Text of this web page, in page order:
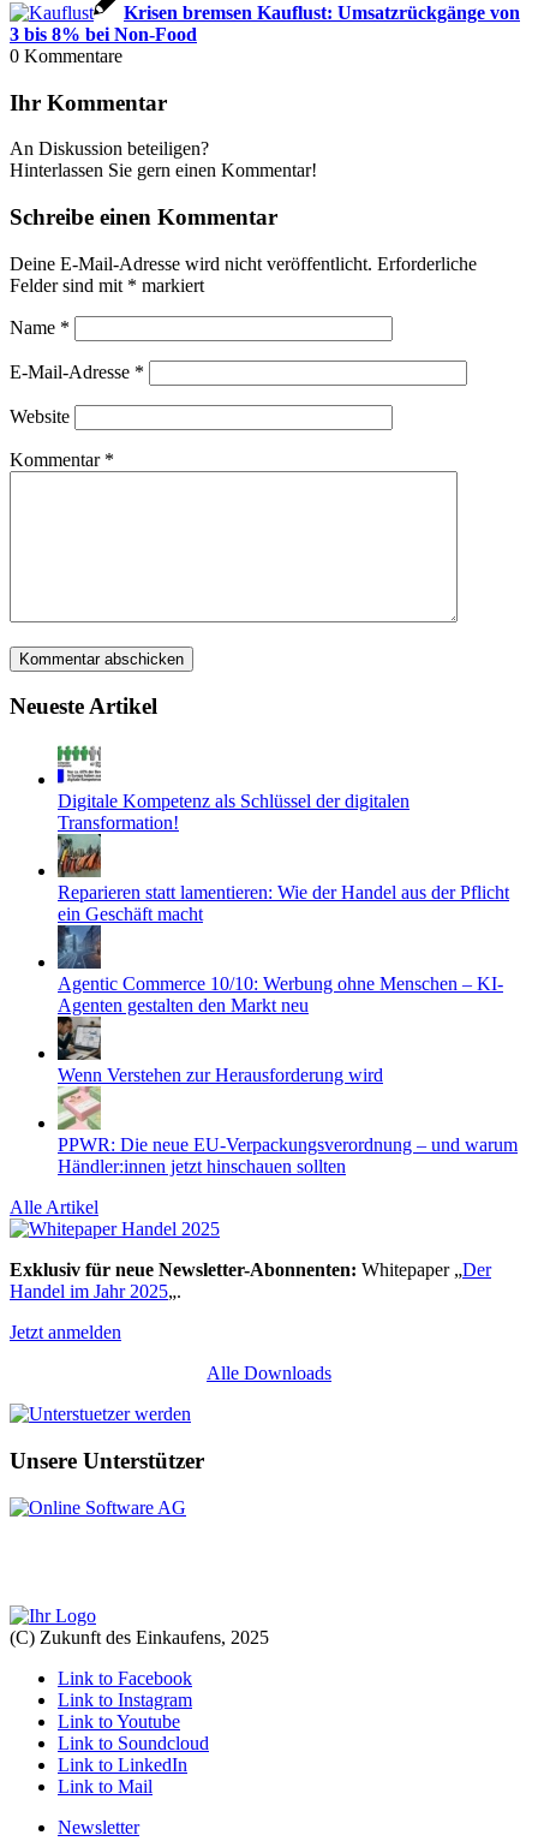
Krisen bremsen Kauflust: Umsatzrückgänge von
3 bis 8% bei Non-Food
0 Kommentare
Ihr Kommentar
An Diskussion beteiligen?
Hinterlassen Sie gern einen Kommentar!
Schreibe einen Kommentar
Deine E-Mail-Adresse wird nicht veröffentlicht. Erforderliche
Felder sind mit * markiert
Name *
E-Mail-Adresse *
Website
Kommentar *
Neueste Artikel
Digitale Kompetenz als Schlüssel der digitalen
Transformation!
Reparieren statt lamentieren: Wie der Handel aus der Pflicht
ein Geschäft macht
Agentic Commerce 10/10: Werbung ohne Menschen – KI-
Agenten gestalten den Markt neu
Wenn Verstehen zur Herausforderung wird
PPWR: Die neue EU-Verpackungsverordnung – und warum
Händler:innen jetzt hinschauen sollten
Alle Artikel
Exklusiv für neue Newsletter-Abonnenten: Whitepaper „Der
Handel im Jahr 2025„.
Jetzt anmelden
Alle Downloads
Unsere Unterstützer
(C) Zukunft des Einkaufens, 2025
Link to Facebook
Link to Instagram
Link to Youtube
Link to Soundcloud
Link to LinkedIn
Link to Mail
Newsletter